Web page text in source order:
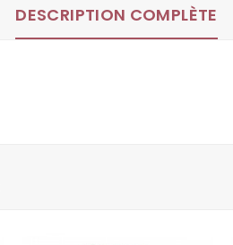
DESCRIPTION COMPLÈTE